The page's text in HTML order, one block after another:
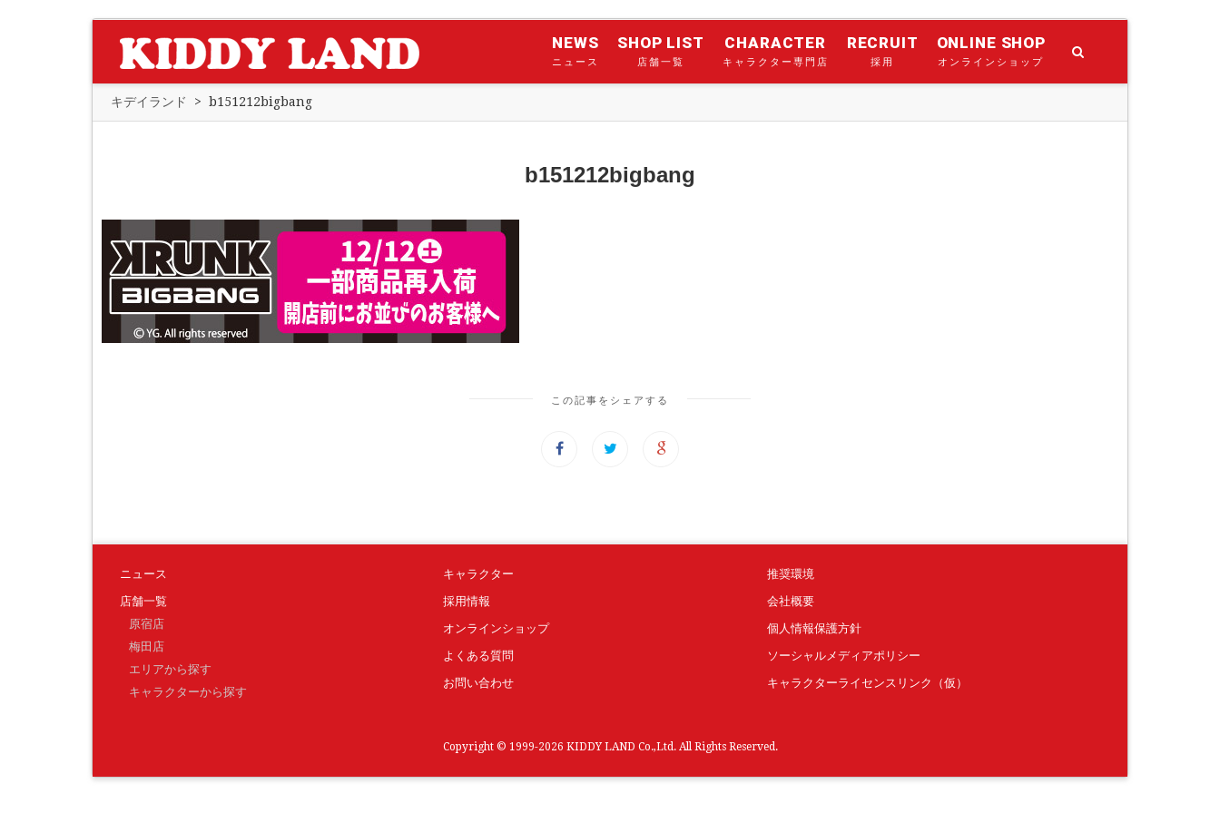
NEWS
ニュース
SHOP LIST
店舗一覧
CHARACTER
キャラクター専門店
RECRUIT
採用
ONLINE SHOP
オンラインショップ
キデイランド > b151212bigbang
b151212bigbang
この記事をシェアする
ニュース
店舗一覧
原宿店
梅田店
エリアから探す
キャラクターから探す
キャラクター
採用情報
オンラインショップ
よくある質問
お問い合わせ
推奨環境
会社概要
個人情報保護方針
ソーシャルメディアポリシー
キャラクターライセンスリンク（仮）
Copyright © 1999-2026 KIDDY LAND Co.,Ltd. All Rights Reserved.